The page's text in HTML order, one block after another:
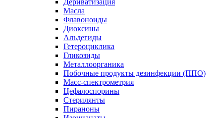
Дериватизация
Масла
Флавоноиды
Диоксины
Альдегиды
Гетероциклика
Гликозиды
Металлоорганика
Побочные продукты дезинфекции (ППО)
Масс-спектрометрия
Цефалоспорины
Стерилянты
Пираноны